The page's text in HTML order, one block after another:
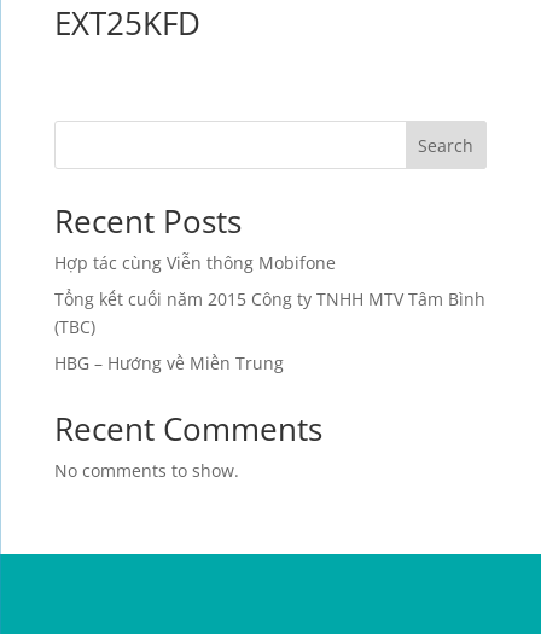
EXT25KFD
Search
Recent Posts
Hợp tác cùng Viễn thông Mobifone
Tổng kết cuối năm 2015 Công ty TNHH MTV Tâm Bình
(TBC)
HBG – Hướng về Miền Trung
Recent Comments
No comments to show.